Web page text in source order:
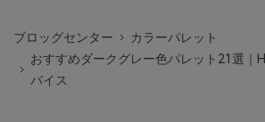
ブロッグセンター
カラーパレット
おすすめダークグレー色パレット21選｜
バイス